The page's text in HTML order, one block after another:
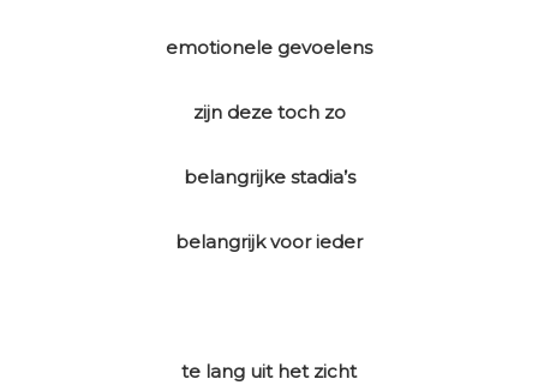
emotionele gevoelens
zijn deze toch zo
belangrijke stadia’s
belangrijk voor ieder
te lang uit het zicht